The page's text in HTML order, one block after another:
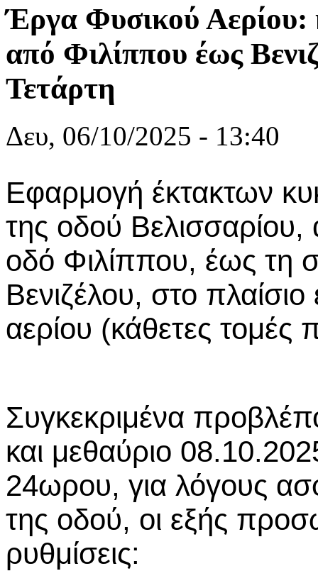
Έργα Φυσικού Αερίου:
από Φιλίππου έως
Τετάρτη
Δευ, 06/10/2025 - 13:40
Εφαρμογή έκτακτων
της οδού
οδό Φιλίππου, έως τη
Βενιζέλου, στο
αερίου (κάθετες
Συγκεκριμένα
και μεθαύριο
24ωρου, για λόγους
της οδού, οι εξής
ρυθμίσεις: